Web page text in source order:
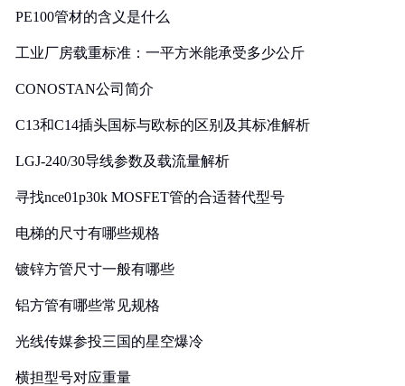
PE100管材的含义是什么
工业厂房载重标准：一平方米能承受多少公斤
CONOSTAN公司简介
C13和C14插头国标与欧标的区别及其标准解析
LGJ-240/30导线参数及载流量解析
寻找nce01p30k MOSFET管的合适替代型号
电梯的尺寸有哪些规格
镀锌方管尺寸一般有哪些
铝方管有哪些常见规格
光线传媒参投三国的星空爆冷
横担型号对应重量